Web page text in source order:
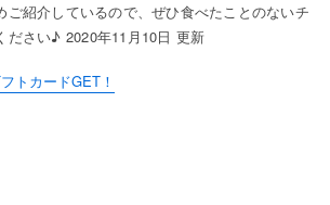
ご紹介しているので、ぜひ食べたことのないチ
ださい♪ 2020年11月10日 更新
トカードGET！